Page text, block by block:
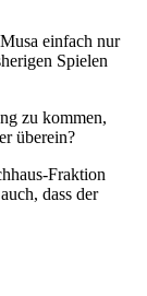
einfach nur
Spielen
zu kommen,
überein?
Fraktion
dass der